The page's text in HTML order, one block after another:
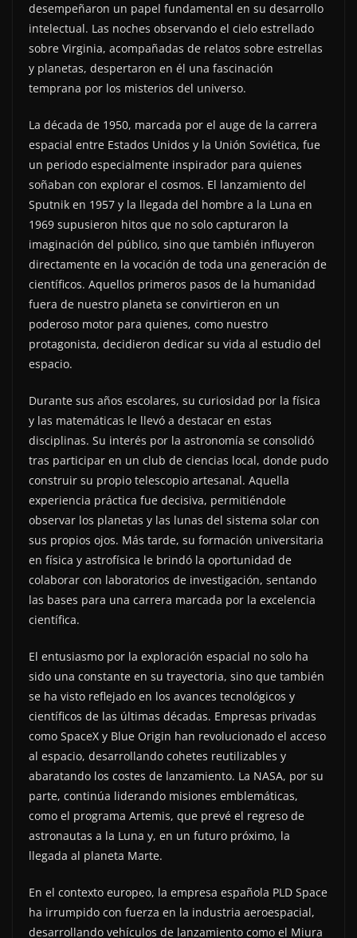
desempeñaron un papel fundamental en su desarrollo
intelectual. Las noches observando el cielo estrellado
sobre Virginia, acompañadas de relatos sobre estrellas
y planetas, despertaron en él una fascinación
temprana por los misterios del universo.
La década de 1950, marcada por el auge de la carrera
espacial entre Estados Unidos y la Unión Soviética, fue
un periodo especialmente inspirador para quienes
soñaban con explorar el cosmos. El lanzamiento del
Sputnik en 1957 y la llegada del hombre a la Luna en
1969 supusieron hitos que no solo capturaron la
imaginación del público, sino que también influyeron
directamente en la vocación de toda una generación de
científicos. Aquellos primeros pasos de la humanidad
fuera de nuestro planeta se convirtieron en un
poderoso motor para quienes, como nuestro
protagonista, decidieron dedicar su vida al estudio del
espacio.
Durante sus años escolares, su curiosidad por la física
y las matemáticas le llevó a destacar en estas
disciplinas. Su interés por la astronomía se consolidó
tras participar en un club de ciencias local, donde pudo
construir su propio telescopio artesanal. Aquella
experiencia práctica fue decisiva, permitiéndole
observar los planetas y las lunas del sistema solar con
sus propios ojos. Más tarde, su formación universitaria
en física y astrofísica le brindó la oportunidad de
colaborar con laboratorios de investigación, sentando
las bases para una carrera marcada por la excelencia
científica.
El entusiasmo por la exploración espacial no solo ha
sido una constante en su trayectoria, sino que también
se ha visto reflejado en los avances tecnológicos y
científicos de las últimas décadas. Empresas privadas
como SpaceX y Blue Origin han revolucionado el acceso
al espacio, desarrollando cohetes reutilizables y
abaratando los costes de lanzamiento. La NASA, por su
parte, continúa liderando misiones emblemáticas,
como el programa Artemis, que prevé el regreso de
astronautas a la Luna y, en un futuro próximo, la
llegada al planeta Marte.
En el contexto europeo, la empresa española PLD Space
ha irrumpido con fuerza en la industria aeroespacial,
desarrollando vehículos de lanzamiento como el Miura